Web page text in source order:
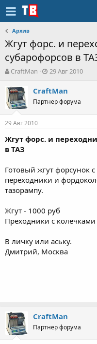
Архив
Жгут форс. и
субарофорсов в
А
т
о
р
т
е
ы
CraftMan
Д
т
н
а
л
29 Авг 2010
CraftMan
Партнер форума
29 Авг 2010
Жгут форс. и
в ТАЗ
Готовый жгут форсунок
переходники и
тазорампу.
Жгут - 1000 руб
Преходники с
В личку или аську.
Дмитрий, Москва
CraftMan
Партнер форума